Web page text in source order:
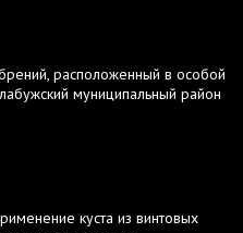
расположенный в особой
муниципальный район
куста из винтовых